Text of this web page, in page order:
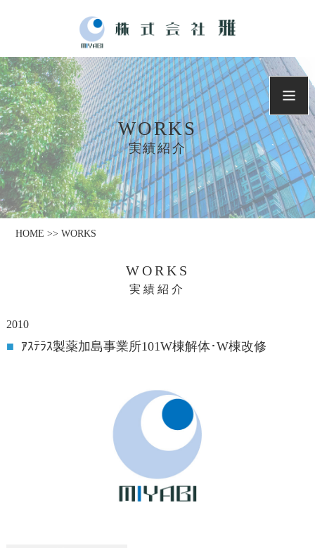
WORKS
実績紹介
HOME >> WORKS
WORKS
実績紹介
2010
■ ｱｽﾃﾗｽ製薬加島事業所101W棟解体･W棟改修